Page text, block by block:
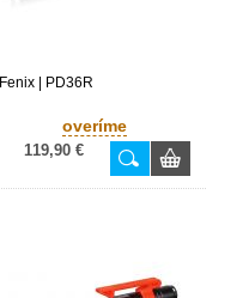
Fenix | PD36R
overíme
119,90 €